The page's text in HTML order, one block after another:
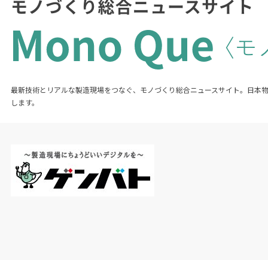
最新技術とリアルな製造現場をつなぐ、モノづくり総合ニュースサイト。日本
します。